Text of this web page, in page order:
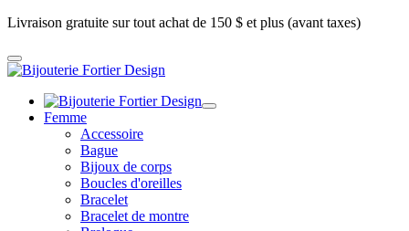
Livraison gratuite sur tout achat de 150 $ et plus (avant taxes)
Femme
Accessoire
Bague
Bijoux de corps
Boucles d'oreilles
Bracelet
Bracelet de montre